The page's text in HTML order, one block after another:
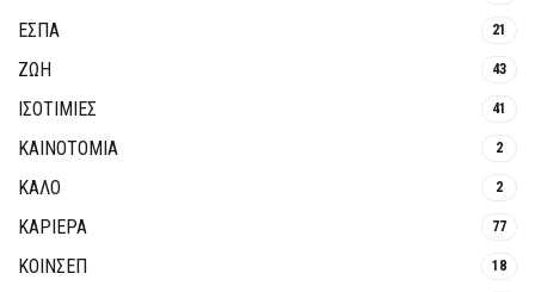
ΕΣΠΑ
21
ΖΩΗ 43
ΙΣΟΤΙΜΙΕΣ 41
ΚΑΙΝΟΤΟΜΊΑ 2
ΚΑΛΟ 2
ΚΑΡΙΕΡΑ 77
ΚΟΙΝΣΕΠ 18